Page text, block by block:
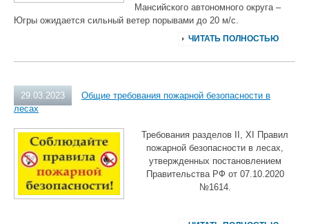
Мансийского автономного округа –
Югры ожидается сильный ветер порывами до 20 м/с.
ЧИТАТЬ ПОЛНОСТЬЮ
29.03.2023
Общие требования пожарной безопасности в
лесах
Требования разделов II, XI Правил
пожарной безопасности в лесах,
утвержденных постановлением
Правительства РФ от 07.10.2020
№1614.